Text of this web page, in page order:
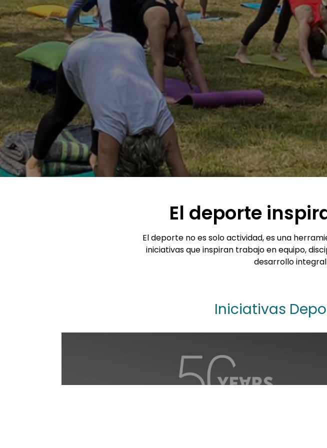
El deporte
El deporte no es solo actividad, es una
iniciativas que inspiran trabajo en equipo,
desarrollo integral
Iniciativas